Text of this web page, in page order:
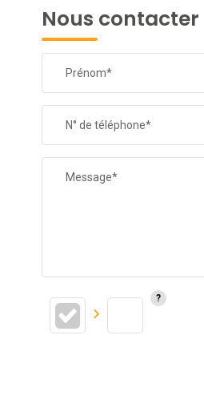
Nous contacter
Prénom*
N° de téléphone*
Message*